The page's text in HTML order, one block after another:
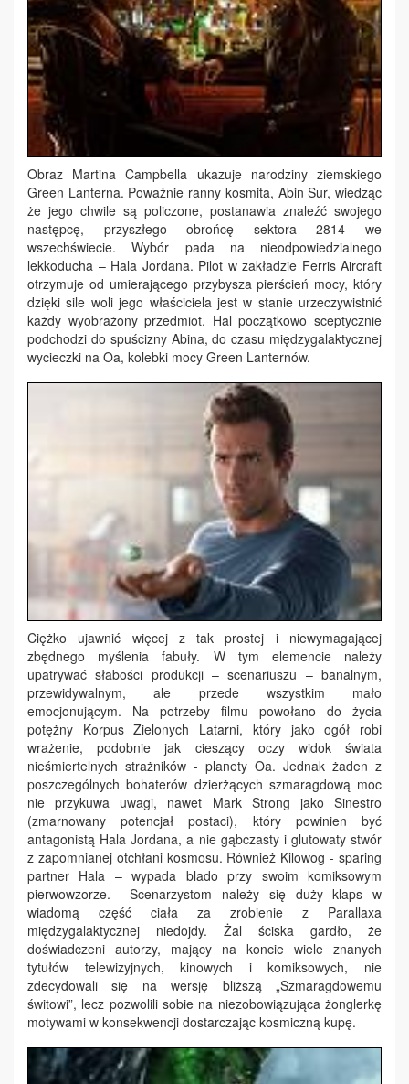
Obraz Martina Campbella ukazuje narodziny ziemskiego
Green Lanterna. Poważnie ranny kosmita, Abin Sur, wiedząc
że jego chwile są policzone, postanawia znaleźć swojego
następcę, przyszłego obrońcę sektora 2814 we
wszechświecie. Wybór pada na nieodpowiedzialnego
lekkoducha – Hala Jordana. Pilot w zakładzie Ferris Aircraft
otrzymuje od umierającego przybysza pierścień mocy, który
dzięki sile woli jego właściciela jest w stanie urzeczywistnić
każdy wyobrażony przedmiot. Hal początkowo sceptycznie
podchodzi do spuścizny Abina, do czasu międzygalaktycznej
wycieczki na Oa, kolebki mocy Green Lanternów.
Ciężko ujawnić więcej z tak prostej i niewymagającej
zbędnego myślenia fabuły. W tym elemencie należy
upatrywać słabości produkcji – scenariuszu – banalnym,
przewidywalnym, ale przede wszystkim mało
emocjonującym. Na potrzeby filmu powołano do życia
potężny Korpus Zielonych Latarni, który jako ogół robi
wrażenie, podobnie jak cieszący oczy widok świata
nieśmiertelnych strażników - planety Oa. Jednak żaden z
poszczególnych bohaterów dzierżących szmaragdową moc
nie przykuwa uwagi, nawet Mark Strong jako Sinestro
(zmarnowany potencjał postaci), który powinien być
antagonistą Hala Jordana, a nie gąbczasty i glutowaty stwór
z zapomnianej otchłani kosmosu. Również Kilowog - sparing
partner Hala – wypada blado przy swoim komiksowym
pierwowzorze. Scenarzystom należy się duży klaps w
wiadomą część ciała za zrobienie z Parallaxa
międzygalaktycznej niedojdy. Żal ściska gardło, że
doświadczeni autorzy, mający na koncie wiele znanych
tytułów telewizyjnych, kinowych i komiksowych, nie
zdecydowali się na wersję bliższą „Szmaragdowemu
świtowi”, lecz pozwolili sobie na niezobowiązująca żonglerkę
motywami w konsekwencji dostarczając kosmiczną kupę.